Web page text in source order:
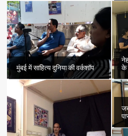
मुंबई में साहित्य दुनिया की वर्कशॉप
के